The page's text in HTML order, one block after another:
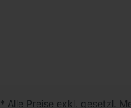
* Alle Preise exkl. gesetzl.